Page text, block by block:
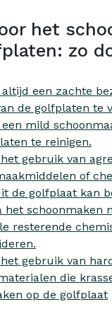
het
zo
een zachte
de golfplaten te
mild
te reinigen.
gebruik van
of
de golfplaat kan
het schoonmaken
resterende
gebruik van
die
op de golfplaat